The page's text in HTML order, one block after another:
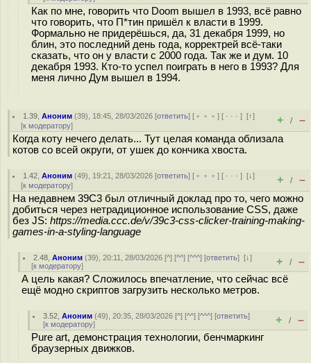
Как по мне, говорить что Doom вышел в 1993, всё равно
что говорить, что П*тин пришёл к власти в 1999.
Формально не придерёшься, да, 31 декабря 1999, но
блин, это последний день года, корректрей всё-таки
сказать, что он у власти с 2000 года. Так же и дум. 10
декабря 1993. Кто-то успел поиграть в него в 1993? Для
меня лично Дум вышел в 1994.
1.39 ,Аноним (39), 18:45, 28/03/2026 [ответить] [ ﹢﹢﹢] [ · · ·][↑]
[к модератору] + / –
Когда коту нечего делать... Тут целая команда облизала
котов со всей округи, от ушек до кончика хвоста.
1.42 ,Аноним (49), 19:21, 28/03/2026 [ответить] [ ﹢﹢﹢] [ · · ·][↓]
[к модератору] + / –
На недавнем 39C3 был отличный доклад про то, чего можно
добиться через нетрадиционное использование CSS, даже
без JS: https://media.ccc.de/v/39c3-css-clicker-training-making-
games-in-a-styling-language
2.48 ,Аноним (39), 20:11, 28/03/2026 [^] [^^] [^^^] [ответить][↓]
[к модератору] + / –
А цель какая? Сложилось впечатление, что сейчас всё
ещё модно скриптов загрузить несколько метров.
3.52 ,Аноним (49), 20:35, 28/03/2026 [^] [^^] [^^^] [ответить]
[к модератору] + / –
Pure art, демонстрация технологии, бенчмаркинг
браузерных движков.